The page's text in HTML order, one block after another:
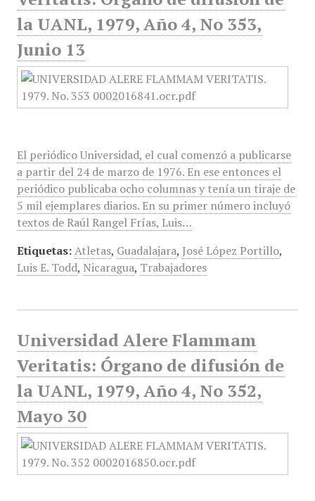
la UANL, 1979, Año 4, No 353,
Junio 13
El periódico Universidad, el cual comenzó a publicarse
a partir del 24 de marzo de 1976. En ese entonces el
periódico publicaba ocho columnas y tenía un tiraje de
5 mil ejemplares diarios. En su primer número incluyó
textos de Raúl Rangel Frías, Luis…
Etiquetas: Atletas, Guadalajara, José López Portillo,
Luis E. Todd, Nicaragua, Trabajadores
Universidad Alere Flammam
Veritatis: Órgano de difusión de
la UANL, 1979, Año 4, No 352,
Mayo 30